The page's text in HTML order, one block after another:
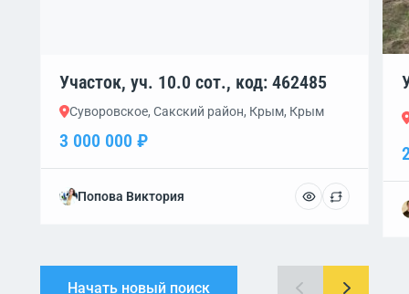
Участок, уч. 10.0 сот., код: 462485
Суворовское, Сакский район, Крым, Крым
3 000 000 ₽
Попова Виктория
Начать новый поиск